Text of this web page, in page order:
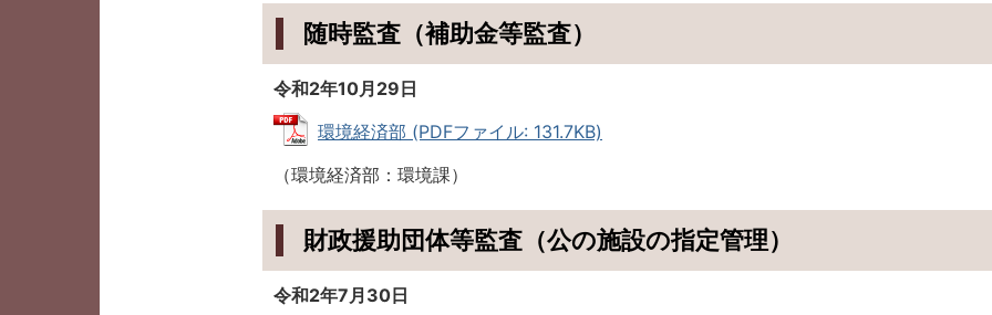
随時監査（補助金等監査）
令和2年10月29日
環境経済部 (PDFファイル: 131.7KB)
（環境経済部：環境課）
財政援助団体等監査（公の施設の指定管理）
令和2年7月30日